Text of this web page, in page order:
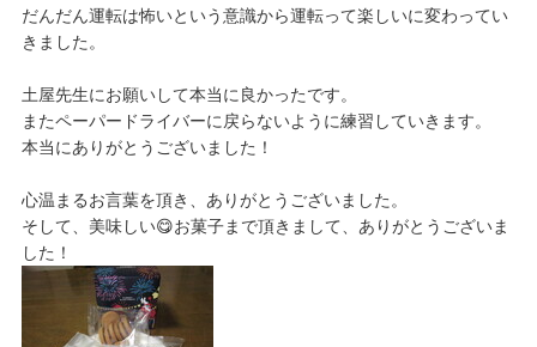
だんだん運転は怖いという意識から運転って楽しいに変わってい
きました。
土屋先生にお願いして本当に良かったです。
またペーパードライバーに戻らないように練習していきます。
本当にありがとうございました！
心温まるお言葉を頂き、ありがとうございました。
そして、美味しい😋お菓子まで頂きまして、ありがとうございま
した！